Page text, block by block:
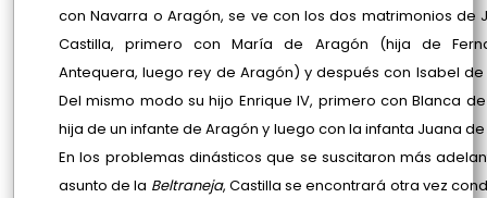
con Navarra o Aragón, se ve con los dos matrimonios de
Castilla, primero con María de Aragón (hija de
Antequera, luego rey de Aragón) y después con Isabel de
Del mismo modo su hijo Enrique IV, primero con Blanca
hija de un infante de Aragón y luego con la infanta Juana
En los problemas dinásticos que se suscitaron más
asunto de la Beltraneja, Castilla se encontrará otra vez